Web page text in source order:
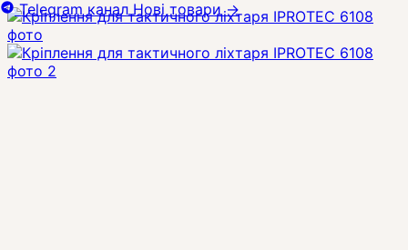
Telegram канал Нові товари→